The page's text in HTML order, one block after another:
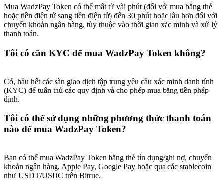
BTC Welcome Rewards
Deposit & Trade BTC to Share 25000 USDT prize pool!
Deposit CASHCAT & Win
Exclusive for BitMart Users
Register & Trade to Win 500,000 USDT
Mua WadzPay Token có thể mất từ vài phút (đối với mua bằng thẻ
hoặc tiền điện tử sang tiền điện tử) đến 30 phút hoặc lâu hơn đối với
chuyển khoản ngân hàng, tùy thuộc vào thời gian xác minh và xử lý
thanh toán.
Tôi có cần KYC để mua WadzPay Token không?
Có, hầu hết các sàn giao dịch tập trung yêu cầu xác minh danh tính
(KYC) để tuân thủ các quy định và cho phép mua bằng tiền pháp
định.
Tôi có thể sử dụng những phương thức thanh toán
nào để mua WadzPay Token?
Bạn có thể mua WadzPay Token bằng thẻ tín dụng/ghi nợ, chuyển
khoản ngân hàng, Apple Pay, Google Pay hoặc qua các stablecoin
như USDT/USDC trên Bitrue.